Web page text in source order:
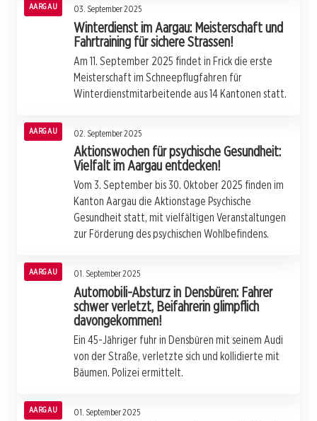
AARGAU 03. September 2025
Winterdienst im Aargau: Meisterschaft und
Fahrtraining für sichere Strassen!
Am 11. September 2025 findet in Frick die erste
Meisterschaft im Schneepflugfahren für
Winterdienstmitarbeitende aus 14 Kantonen statt.
AARGAU 02. September 2025
Aktionswochen für psychische Gesundheit:
Vielfalt im Aargau entdecken!
Vom 3. September bis 30. Oktober 2025 finden im
Kanton Aargau die Aktionstage Psychische
Gesundheit statt, mit vielfältigen Veranstaltungen
zur Förderung des psychischen Wohlbefindens.
AARGAU 01. September 2025
Automobili-Absturz in Densbüren: Fahrer
schwer verletzt, Beifahrerin glimpflich
davongekommen!
Ein 45-Jähriger fuhr in Densbüren mit seinem Audi
von der Straße, verletzte sich und kollidierte mit
Bäumen. Polizei ermittelt.
AARGAU 01. September 2025